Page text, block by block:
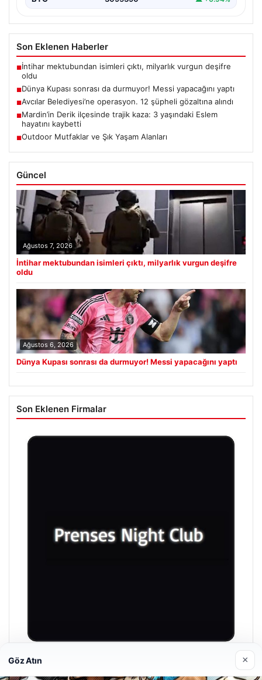
Son Eklenen Haberler
■İntihar mektubundan isimleri çıktı, milyarlık vurgun deşifre
oldu
■Dünya Kupası sonrası da durmuyor! Messi yapacağını yaptı
■Avcılar Belediyesi’ne operasyon. 12 şüpheli gözaltına alındı
■Mardin’in Derik ilçesinde trajik kaza: 3 yaşındaki Eslem
hayatını kaybetti
■Outdoor Mutfaklar ve Şık Yaşam Alanları
Güncel
Ağustos 7, 2026
İntihar mektubundan isimleri çıktı, milyarlık vurgun deşifre
oldu
Ağustos 6, 2026
Dünya Kupası sonrası da durmuyor! Messi yapacağını yaptı
Son Eklenen Firmalar
Prenses Night Club
Göz Atın ×